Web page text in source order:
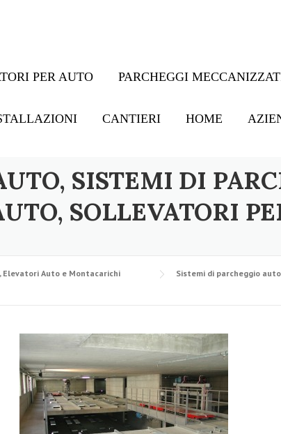
PER AUTO PARCHEGGI
CANTIERI HOME
SISTEMI DI
SOLLEVATORI
Elevatori Auto e Montacarichi Sistemi di parcheggio